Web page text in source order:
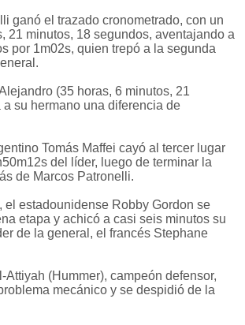
ganó el trazado cronometrado, con un
21 minutos, 18 segundos, aventajando a
por 1m02s, quien trepó a la segunda
(35 horas, 6 minutos, 21
su hermano una diferencia de
Tomás Maffei cayó al tercer lugar
del líder, luego de terminar la
de Marcos Patronelli.
el estadounidense Robby Gordon se
etapa y achicó a casi seis minutos su
de la general, el francés Stephane
Attiyah (Hummer), campeón defensor,
mecánico y se despidió de la